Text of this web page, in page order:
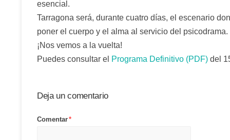
esencial.
Tarragona será, durante cuatro días, el escenario
poner el cuerpo y el alma al servicio del psicodrama.
¡Nos vemos a la vuelta!
Puedes consultar el Programa Definitivo (PDF) del
Deja un comentario
Comentar*